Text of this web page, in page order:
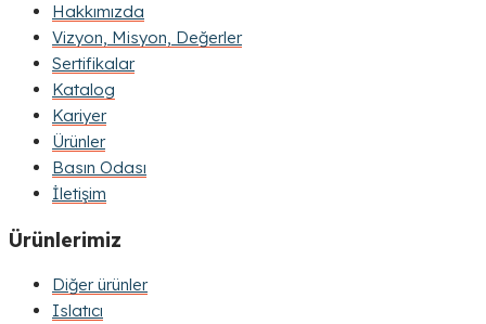
Hakkımızda
Vizyon, Misyon, Değerler
Sertifikalar
Katalog
Kariyer
Ürünler
Basın Odası
İletişim
Ürünlerimiz
Diğer ürünler
Islatıcı